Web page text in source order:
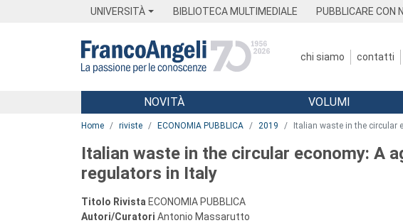
UNIVERSITÀ BIBLIOTECA MULTIMEDIALE PUBBLICARE CON
chi siamo contatti
Menu
NOVITÀ VOLUMI
Home riviste ECONOMIA PUBBLICA 2019 Italian waste in the circular
Italian waste in the circular economy: A
regulators in Italy
Titolo Rivista ECONOMIA PUBBLICA
Autori/Curatori Antonio Massarutto